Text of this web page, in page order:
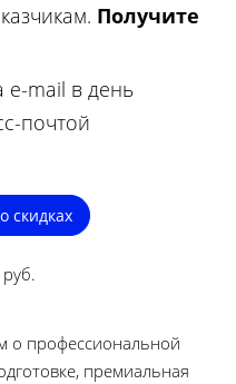
Получите
e-mail в день
почтой
скидках
о профессиональной
премиальная